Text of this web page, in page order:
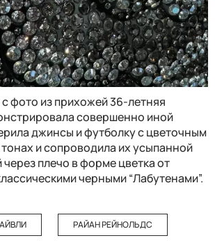
фото из прихожей 36-летняя
совершенно иной
джинсы и футболку с цветочным
и сопроводила их усыпанной
плечо в форме цветка от
черными “Лабутенами”.
РАЙАН РЕЙНОЛЬДС